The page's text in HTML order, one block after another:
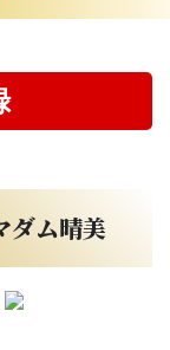
ム晴美